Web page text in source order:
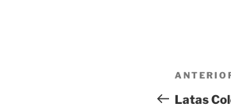
de
Post
anterior
Latas